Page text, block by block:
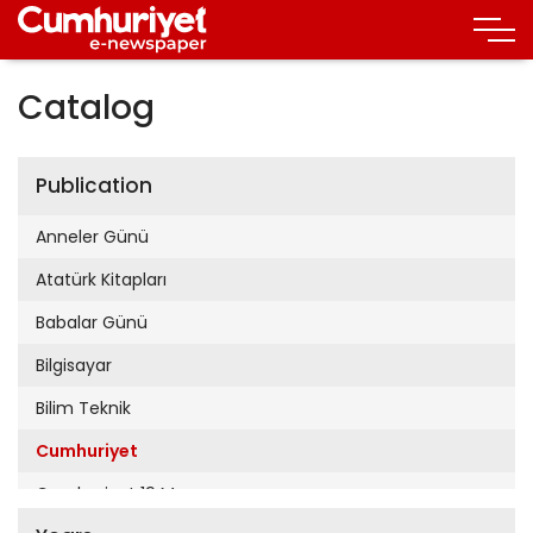
Catalog
Publication
Anneler Günü
Atatürk Kitapları
Babalar Günü
Bilgisayar
Bilim Teknik
Cumhuriyet
Cumhuriyet 19 Mayıs